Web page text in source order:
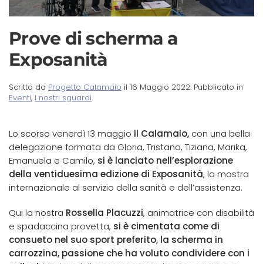
Prove di scherma a
Exposanità
Scritto da Progetto Calamaio il 16 Maggio 2022. Pubblicato in
Eventi, I nostri sguardi.
Lo scorso venerdì 13 maggio il Calamaio, con una bella
delegazione formata da Gloria, Tristano, Tiziana, Marika,
Emanuela e Camilo, si è lanciato nell’esplorazione
della ventiduesima edizione di Exposanità, la mostra
internazionale al servizio della sanità e dell’assistenza.
Qui la nostra Rossella Placuzzi, animatrice con disabilità
e spadaccina provetta, si è cimentata come di
consueto nel suo sport preferito, la scherma in
carrozzina, passione che ha voluto condividere con i